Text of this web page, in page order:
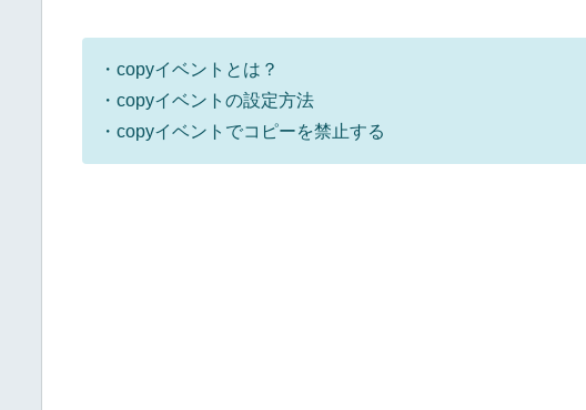
・copyイベントとは？
・copyイベントの設定方法
・copyイベントでコピーを禁止する